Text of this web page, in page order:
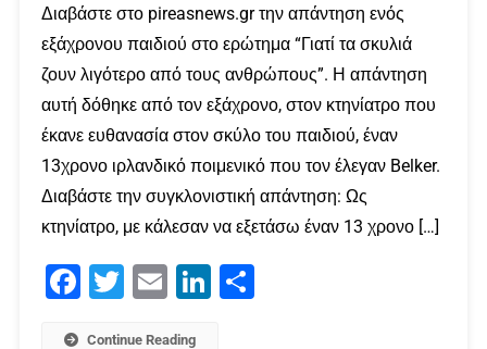
Διαβάστε στο pireasnews.gr την απάντηση ενός
εξάχρονου παιδιού στο ερώτημα “Γιατί τα σκυλιά
ζουν λιγότερο από τους ανθρώπους”. Η απάντηση
αυτή δόθηκε από τον εξάχρονο, στον κτηνίατρο που
έκανε ευθανασία στον σκύλο του παιδιού, έναν
13χρονο ιρλανδικό ποιμενικό που τον έλεγαν Belker.
Διαβάστε την συγκλονιστική απάντηση: Ως
κτηνίατρο, με κάλεσαν να εξετάσω έναν 13 χρονο […]
Facebook
Twitter Email LinkedIn
Continue Reading